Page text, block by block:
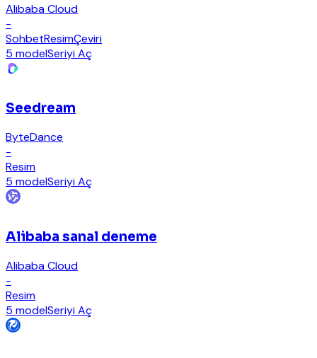
Alibaba Cloud
-
SohbetResimÇeviri
5 modelSeriyi Aç
Seedream
ByteDance
-
Resim
5 modelSeriyi Aç
Alibaba sanal deneme
Alibaba Cloud
-
Resim
5 modelSeriyi Aç